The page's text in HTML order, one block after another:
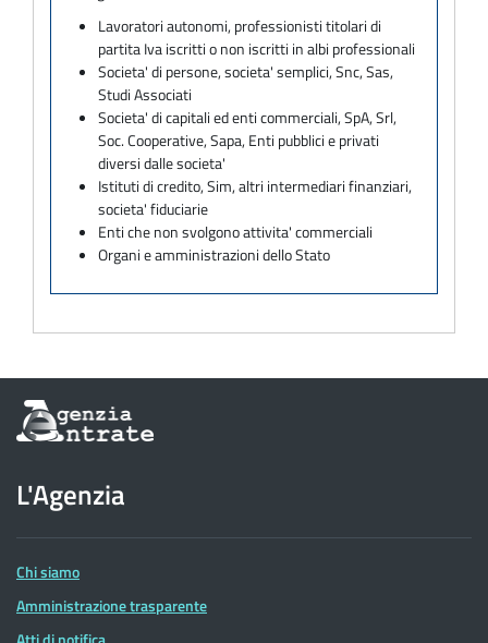
Lavoratori autonomi, professionisti titolari di
partita Iva iscritti o non iscritti in albi professionali
Societa' di persone, societa' semplici, Snc, Sas,
Studi Associati
Societa' di capitali ed enti commerciali, SpA, Srl,
Soc. Cooperative, Sapa, Enti pubblici e privati
diversi dalle societa'
Istituti di credito, Sim, altri intermediari finanziari,
societa' fiduciarie
Enti che non svolgono attivita' commerciali
Organi e amministrazioni dello Stato
Informazioni
sul
dell'Agenzia
delle
Entrate
L'Agenzia
Chi siamo
Amministrazione trasparente